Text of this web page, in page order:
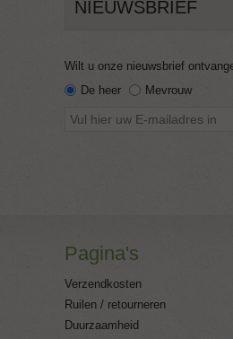
NIEUWSBRIEF
Wilt u onze nieuwsbrief
De heer
Mevrouw
Pagina's
Verzendkosten
Ruilen / retourneren
Duurzaamheid